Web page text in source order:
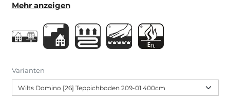
Mehr anzeigen
Varianten